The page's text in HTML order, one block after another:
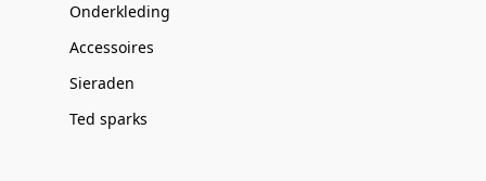
Onderkleding
Accessoires
Sieraden
Ted sparks